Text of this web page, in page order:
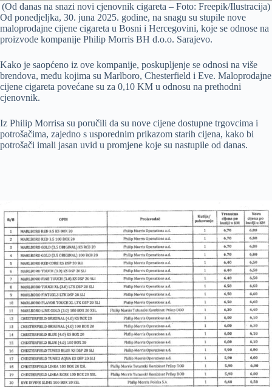
(Od danas na snazi novi cjenovnik cigareta – Foto: Freepik/Ilustracija)
Od ponedjeljka, 30. juna 2025. godine, na snagu su stupile nove
maloprodajne cijene cigareta u Bosni i Hercegovini, koje se odnose na
proizvode kompanije Philip Morris BH d.o.o. Sarajevo.
Kako je saopćeno iz ove kompanije, poskupljenje se odnosi na više
brendova, među kojima su Marlboro, Chesterfield i Eve. Maloprodajne
cijene cigareta povećane su za 0,10 KM u odnosu na prethodni
cjenovnik.
Iz Philip Morrisa su poručili da su nove cijene dostupne trgovcima i
potrošačima, zajedno s usporednim prikazom starih cijena, kako bi
potrošači imali jasan uvid u promjene koje su nastupile od danas.